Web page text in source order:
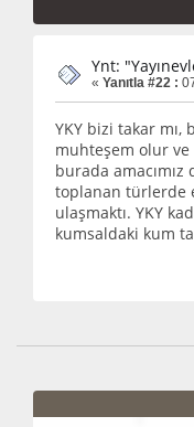
Ynt:
« Yanıtla #22 :
YKY bizi takar mı,
muhteşem olur
burada amacımız
toplanan türlerde
ulaşmaktı. YKY
kumsaldaki kum